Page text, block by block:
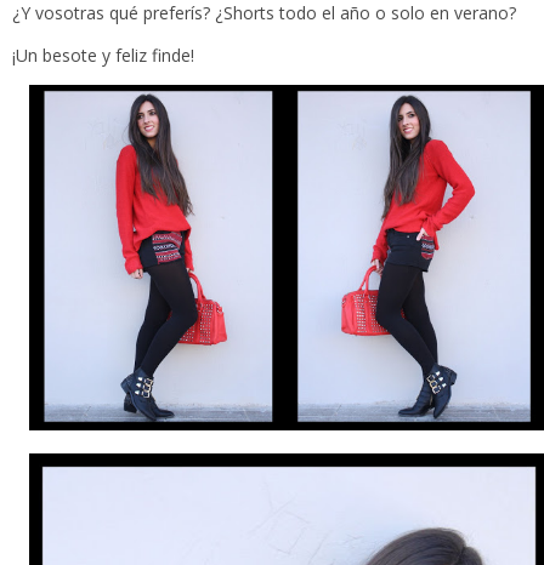
¿Y vosotras qué preferís? ¿Shorts todo el año o solo en verano?
¡Un besote y feliz finde!